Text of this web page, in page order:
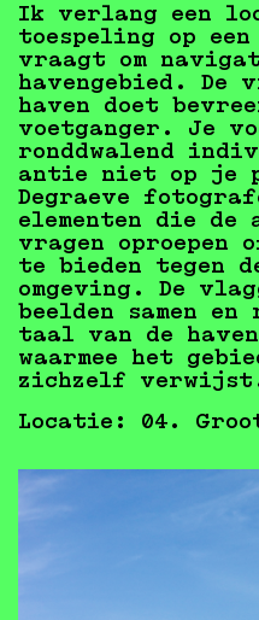
Ik verlang een
toespeling op
vraagt om
havengebied. De
haven doet
voetganger. Je
ronddwalend
antie niet op je
Degraeve
elementen die de
vragen oproepen
te bieden tegen
omgeving. De
beelden samen
taal van de
waarmee het
zichzelf
Locatie: 04.